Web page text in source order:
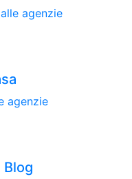
agenzie
agenzie